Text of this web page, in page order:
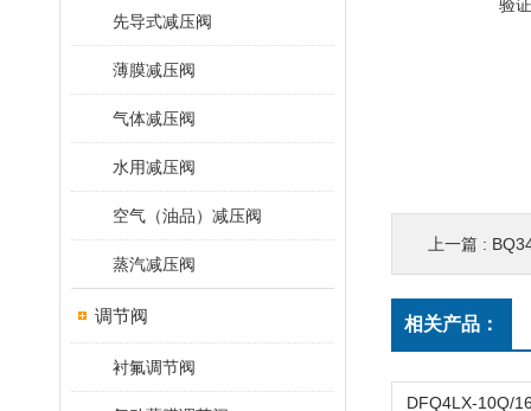
先导式减压阀
薄膜减压阀
气体减压阀
水用减压阀
空气（油品）减压阀
蒸汽减压阀
调节阀
衬氟调节阀
验
上一篇 :
相关产品：